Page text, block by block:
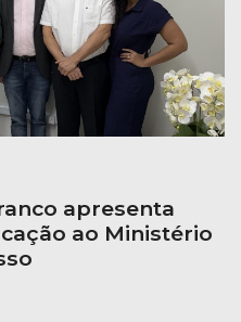
apresenta
ao Ministério